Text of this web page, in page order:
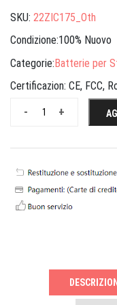
SKU: 22ZIC175_Oth
Condizione:100% Nuovo
Categorie:Batterie per
Certificazion: CE, FCC,
+
-